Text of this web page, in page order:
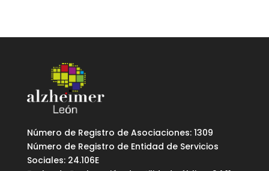
Número de Registro de Asociaciones: 1309
Número de Registro de Entidad de Servicios
Sociales: 24.106E